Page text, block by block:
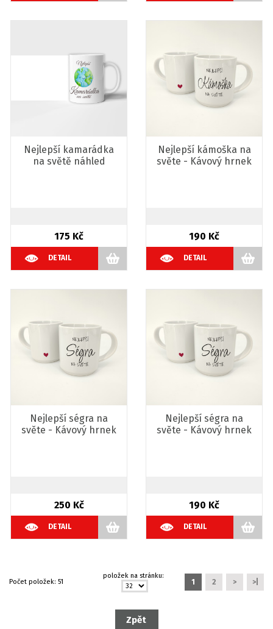
Nejlepší kamarádka
na světě náhled
175 Kč
DETAIL
Nejlepší kámoška na
světe - Kávový hrnek
190 Kč
DETAIL
Nejlepší ségra na
světe - Kávový hrnek
250 Kč
DETAIL
Nejlepší ségra na
světe - Kávový hrnek
190 Kč
DETAIL
Počet položek: 51
položek na stránku:
1 2 > >|